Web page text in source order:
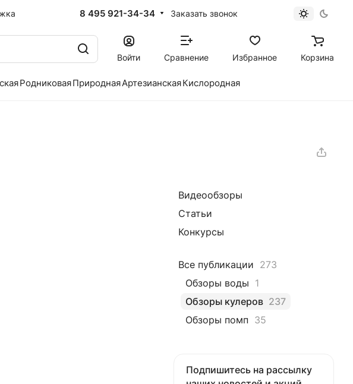
8 495 921-34-34 Заказать звонок
Войти Сравнение Избранное Корзина
РодниковаяПрироднаяАртезианскаяКислородная
Видеообзоры
Статьи
Конкурсы
Все публикации 273
Обзоры воды 1
Обзоры кулеров 237
Обзоры помп 35
Подпишитесь на рассылку